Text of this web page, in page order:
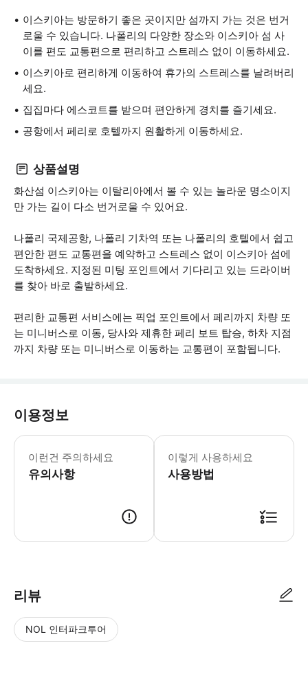
이스키아는 방문하기 좋은 곳이지만 섬까지 가는 것은 번거
로울 수 있습니다. 나폴리의 다양한 장소와 이스키아 섬 사
이를 편도 교통편으로 편리하고 스트레스 없이 이동하세요.
이스키아로 편리하게 이동하여 휴가의 스트레스를 날려버리
세요.
집집마다 에스코트를 받으며 편안하게 경치를 즐기세요.
공항에서 페리로 호텔까지 원활하게 이동하세요.
상품설명
화산섬 이스키아는 이탈리아에서 볼 수 있는 놀라운 명소이지
만 가는 길이 다소 번거로울 수 있어요.
나폴리 국제공항, 나폴리 기차역 또는 나폴리의 호텔에서 쉽고
편안한 편도 교통편을 예약하고 스트레스 없이 이스키아 섬에
도착하세요. 지정된 미팅 포인트에서 기다리고 있는 드라이버
를 찾아 바로 출발하세요.
편리한 교통편 서비스에는 픽업 포인트에서 페리까지 차량 또
는 미니버스로 이동, 당사와 제휴한 페리 보트 탑승, 하차 지점
까지 차량 또는 미니버스로 이동하는 교통편이 포함됩니다.
이용정보
이런건 주의하세요
유의사항
이스키아 시내 어느 호텔에서나 이스
이렇게 사용하세요
사용방법
리뷰
NOL 인터파크투어